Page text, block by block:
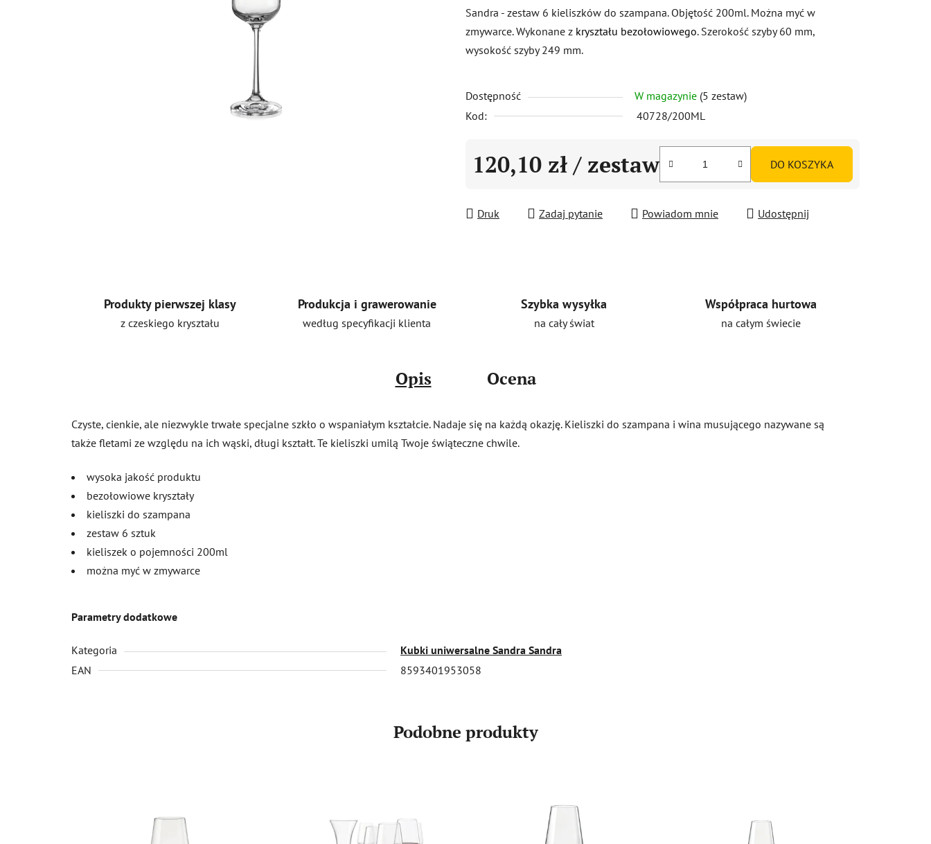
wynosi
0,0
na
gwiazdek.
Sandra - zestaw 6 kieliszków do szampana. Objętość 200ml. Można myć w
zmywarce. Wykonane z kryształu bezołowiowego. Szerokość szyby 60 mm,
wysokość szyby 249 mm.
Dostępność W magazynie (5 zestaw)
Kod:
40728/200ML
120,10 zł / zestaw DO KOSZYKA
Druk Zadaj pytanie Powiadom mnie Udostępnij
Produkty pierwszej klasy
z czeskiego kryształu
Produkcja i grawerowanie
według specyfikacji klienta
Szybka wysyłka
na cały świat
Współpraca hurtowa
na całym świecie
Opis Ocena
Czyste, cienkie, ale niezwykle trwałe specjalne szkło o wspaniałym kształcie. Nadaje się na każdą okazję. Kieliszki do szampana i wina musującego nazywane są
także fletami ze względu na ich wąski, długi kształt. Te kieliszki umilą Twoje świąteczne chwile.
wysoka jakość produktu
bezołowiowe kryształy
kieliszki do szampana
zestaw 6 sztuk
kieliszek o pojemności 200ml
można myć w zmywarce
Parametry dodatkowe
Kategoria
Kubki uniwersalne Sandra Sandra
EAN
8593401953058
Podobne produkty